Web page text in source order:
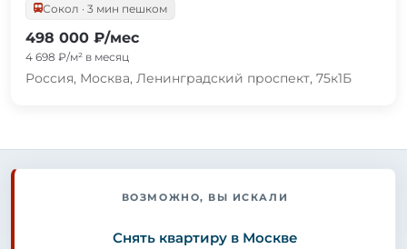
Сокол · 3 мин пешком
498 000 ₽/мес
4 698 ₽/м² в месяц
Россия, Москва, Ленинградский проспект, 75к1Б
ВОЗМОЖНО, ВЫ ИСКАЛИ
Снять квартиру в Москве